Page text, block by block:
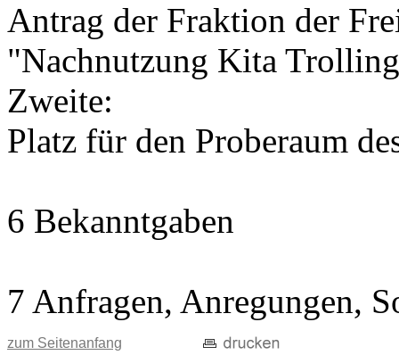
Antrag der Fraktion der
"Nachnutzung Kita
Zweite:
Platz für den Proberaum
6 Bekanntgaben
7 Anfragen, Anregungen,
zum Seitenanfang